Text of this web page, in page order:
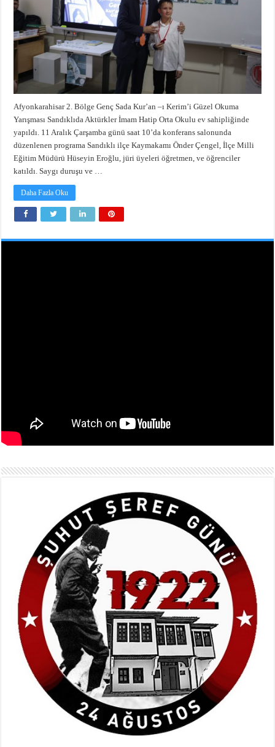
Afyonkarahisar 2. Bölge Genç Sada Kur’an –ı Kerim’i Güzel Okuma
Yarışması Sandıklıda Aktürkler İmam Hatip Orta Okulu ev sahipliğinde
yapıldı. 11 Aralık Çarşamba günü saat 10’da konferans salonunda
düzenlenen programa Sandıklı ilçe Kaymakamı Önder Çengel, İlçe Milli
Eğitim Müdürü Hüseyin Eroğlu, jüri üyeleri öğretmen, ve öğrenciler
katıldı. Saygı duruşu ve …
Daha Fazla Oku